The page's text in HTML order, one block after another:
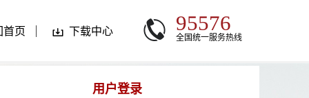
首页 下载中心 95576
全国统一服务热线
用户登录